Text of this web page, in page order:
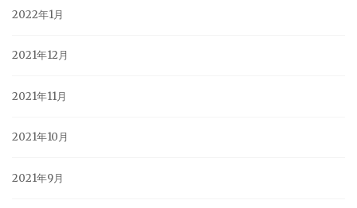
2022年1月
2021年12月
2021年11月
2021年10月
2021年9月